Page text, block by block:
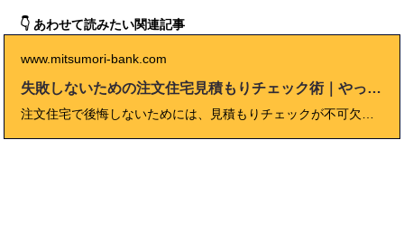
👇 あわせて読みたい関連記事
www.mitsumori-bank.com
失敗しないための注文住宅見積もりチェック術｜やってはいけない落とし穴とは？